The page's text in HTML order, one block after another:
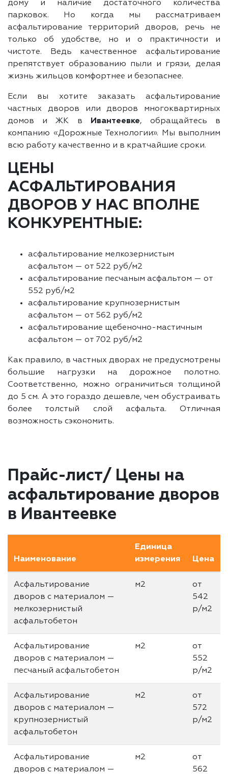
дому и наличие достаточного количества
парковок. Но когда мы рассматриваем
асфальтирование территорий дворов, речь не
только об удобстве, но и о практичности и
чистоте. Ведь качественное асфальтирование
препятствует образованию пыли и грязи, делая
жизнь жильцов комфортнее и безопаснее.
Если вы хотите заказать асфальтирование
частных дворов или дворов многоквартирных
домов и ЖК в
Ивантеевке, обращайтесь в
компанию «Дорожные Технологии». Мы выполним
всю работу качественно и в кратчайшие сроки.
ЦЕНЫ
АСФАЛЬТИРОВАНИЯ
ДВОРОВ У НАС ВПОЛНЕ
КОНКУРЕНТНЫЕ:
асфальтирование мелкозернистым
асфальтом — от 522 руб/м2
асфальтирование песчаным асфальтом — от
552 руб/м2
асфальтирование крупнозернистым
асфальтом — от 562 руб/м2
асфальтирование щебеночно-мастичным
асфальтом — от 702 руб/м2
Как правило, в частных дворах не предусмотрены
большие нагрузки на дорожное полотно.
Соответственно, можно ограничиться толщиной
до 5 см. А это гораздо дешевле, чем обустраивать
более толстый слой асфальта. Отличная
возможность сэкономить.
Прайс-лист/ Цены на
асфальтирование дворов
в Ивантеевке
Наименование
Единица
измерения
Цена
Асфальтирование
дворов с материалом —
мелкозернистый
асфальтобетон
м2
от
542
р/м2
Асфальтирование
дворов с материалом —
песчаный асфальтобетон
м2
от
552
р/м2
Асфальтирование
дворов с материалом —
крупнозернистый
асфальтобетон
м2
от
572
р/м2
Асфальтирование
дворов с материалом —
м2
от
562